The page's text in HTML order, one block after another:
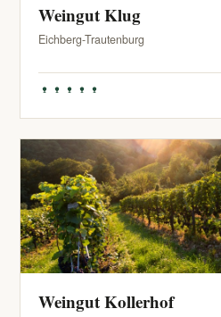
Weingut Klug
Eichberg-Trautenburg
Weingut Kollerhof